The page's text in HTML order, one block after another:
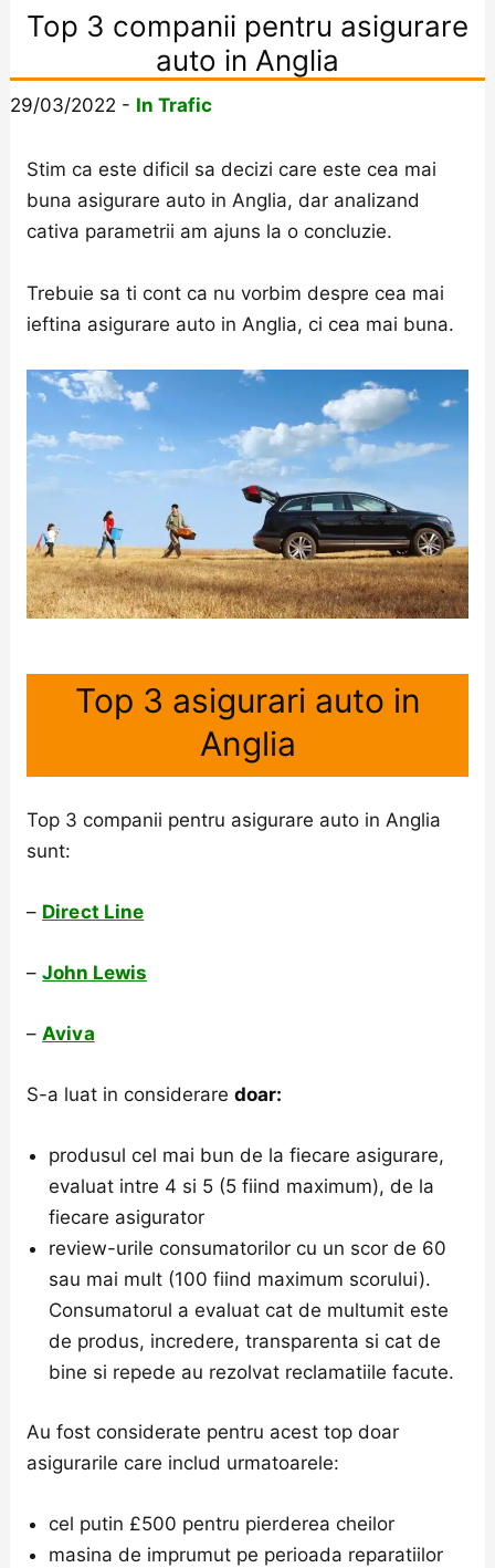
Top 3 companii pentru asigurare
auto in Anglia
29/03/2022 - In Trafic
Stim ca este dificil sa decizi care este cea mai
buna asigurare auto in Anglia, dar analizand
cativa parametrii am ajuns la o concluzie.
Trebuie sa ti cont ca nu vorbim despre cea mai
ieftina asigurare auto in Anglia, ci cea mai buna.
Top 3 asigurari auto in
Anglia
Top 3 companii pentru asigurare auto in Anglia
sunt:
– Direct Line
–John Lewis
–Aviva
S-a luat in consideraredoar:
produsul cel mai bun de la fiecare asigurare,
evaluat intre 4 si 5 (5 fiind maximum), de la
fiecare asigurator
review-urile consumatorilor cu un scor de 60
sau mai mult (100 fiind maximum scorului).
Consumatorul a evaluat cat de multumit este
de produs, incredere, transparenta si cat de
bine si repede au rezolvat reclamatiile facute.
Au fost considerate pentru acest top doar
asigurarile care includ urmatoarele:
cel putin £500 pentru pierderea cheilor
masina de imprumut pe perioada reparatiilor